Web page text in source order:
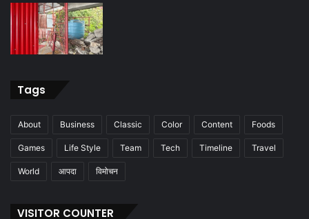
Tags
About Business Classic Color Content Foods
Games Life Style Team Tech Timeline Travel
World आपदा विमोचन
VISITOR COUNTER